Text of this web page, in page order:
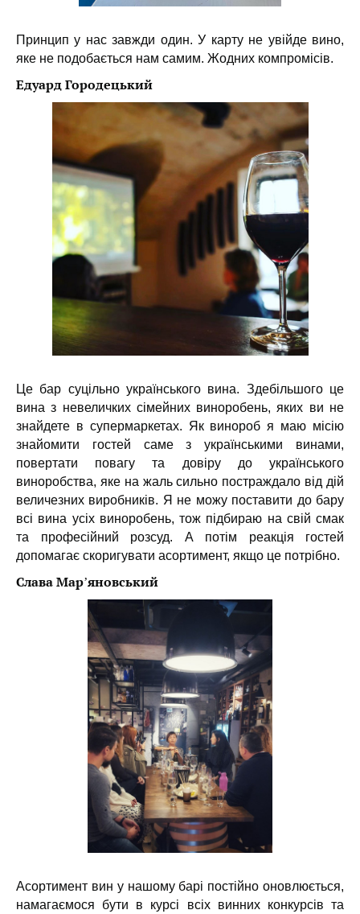
Принцип у нас завжди один. У карту не увійде вино,
яке не подобається нам самим. Жодних компромісів.
Едуард Городецький
Це бар суцільно українського вина. Здебільшого це
вина з невеличких сімейних виноробень, яких ви не
знайдете в супермаркетах. Як винороб я маю місію
знайомити гостей саме з українськими винами,
повертати повагу та довіру до українського
виноробства, яке на жаль сильно постраждало від дій
величезних виробників. Я не можу поставити до бару
всі вина усіх виноробень, тож підбираю на свій смак
та професійний розсуд. А потім реакція гостей
допомагає скоригувати асортимент, якщо це потрібно.
Слава Марʼяновський
Асортимент вин у нашому барі постійно оновлюється,
намагаємося бути в курсі всіх винних конкурсів та